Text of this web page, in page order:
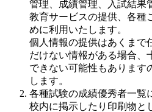
管理、成績管理、入試結果
教育サービスの提供、各種
めに利用いたします。
個人情報の提供はあくまで
だけない情報がある場合、
できない可能性もあります
します。
各種試験の成績優秀者一覧
校内に掲示したり印刷物と